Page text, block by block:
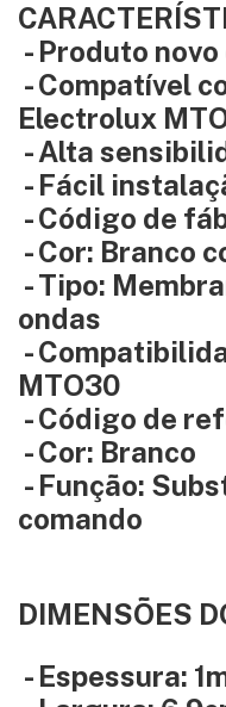
- Produto
- Compatível
Electrolux
- Alta
- Fácil
- Código de
- Cor: Branco
- Tipo:
ondas
-
MTO30
- Código de
- Cor: Branco
- Função:
comando
DIMENSÕES
- Espessura: